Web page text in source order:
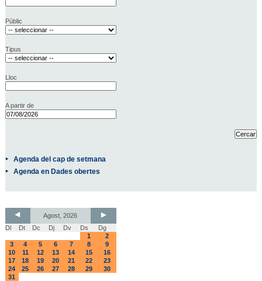
Públic
Tipus
Lloc
A partir de
Agenda del cap de setmana
Agenda en Dades obertes
Agost, 2026
Dl
Dt Dc Dj Dv Ds
Dg
1
2
3
4 5 6 7 8
9
10
11 12 13 14 15
16
17
18 19 20 21 22
23
24
25 26 27 28 29
30
31